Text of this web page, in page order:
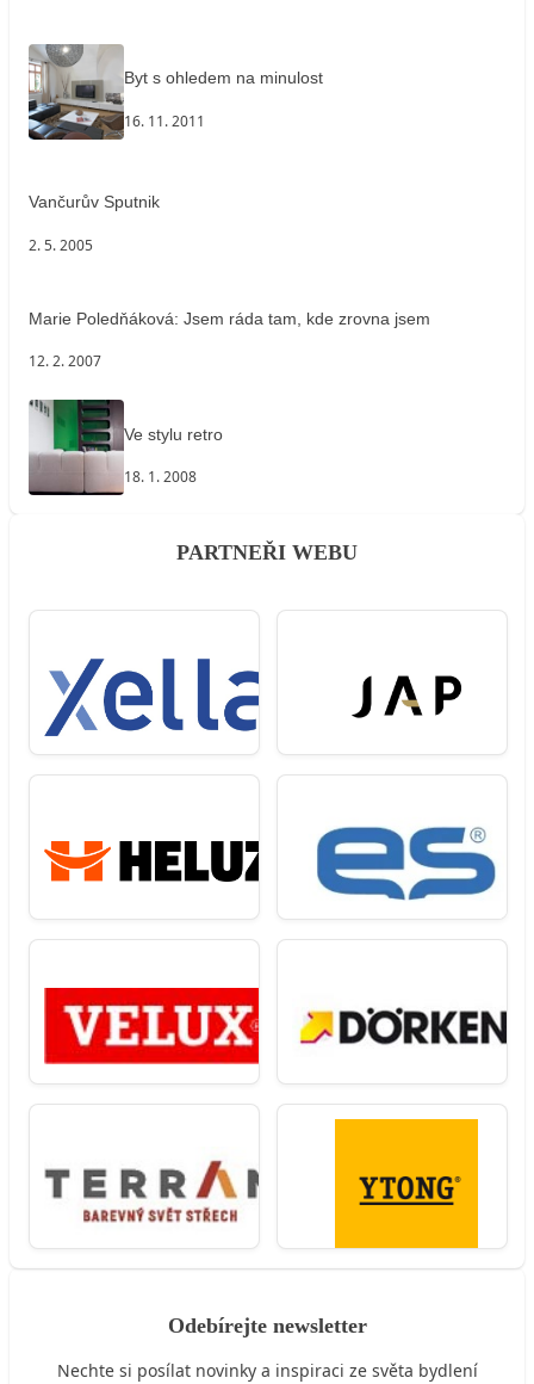
Byt s ohledem na minulost
16. 11. 2011
Vančurův Sputnik
2. 5. 2005
Marie Poledňáková: Jsem ráda tam, kde zrovna jsem
12. 2. 2007
Ve stylu retro
18. 1. 2008
PARTNEŘI WEBU
Odebírejte newsletter
Nechte si posílat novinky a inspiraci ze světa bydlení